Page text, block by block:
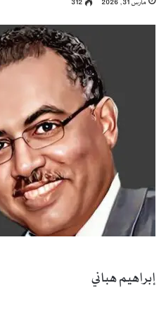
مارس 31, 2026 312
إبراهيم هباني